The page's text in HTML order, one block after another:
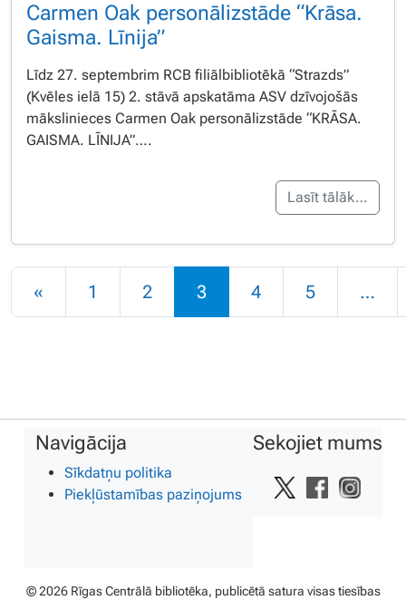
Carmen Oak personālizstāde “Krāsa.
Gaisma. Līnija”
Līdz 27. septembrim RCB filiālbibliotēkā “Strazds”
(Kvēles ielā 15) 2. stāvā apskatāma ASV dzīvojošās
mākslinieces Carmen Oak personālizstāde “KRĀSA.
GAISMA. LĪNIJA”….
Lasīt tālāk…
Rakstu navigācija
« 1 2 3 4 5 …
Navigācija
Sīkdatņu politika
Piekļūstamības paziņojums
Sekojiet mums
© 2026 Rīgas Centrālā bibliotēka, publicētā satura visas tiesības